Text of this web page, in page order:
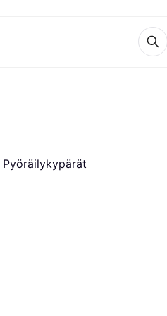
Pyöräilykypärät